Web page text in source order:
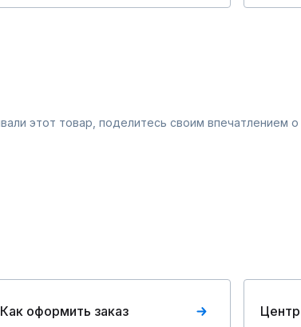
этот товар, поделитесь своим впечатлением
Как оформить заказ